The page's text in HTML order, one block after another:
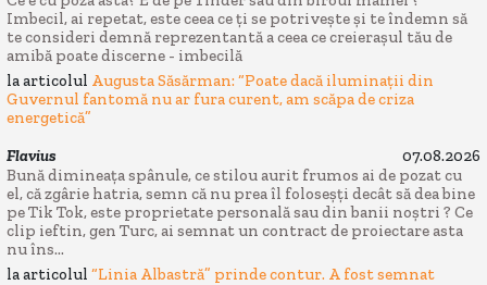
Imbecil, ai repetat, este ceea ce ți se potrivește și te îndemn să
te consideri demnă reprezentantă a ceea ce creierașul tău de
amibă poate discerne - imbecilă
la articolul Augusta Săsărman: “Poate dacă iluminații din
Guvernul fantomă nu ar fura curent, am scăpa de criza
energetică”
Flavius
07.08.2026
Bună dimineața spânule, ce stilou aurit frumos ai de pozat cu
el, că zgârie hatria, semn că nu prea îl foloseșți decât să dea bine
pe Tik Tok, este proprietate personală sau din banii noștri ? Ce
clip ieftin, gen Turc, ai semnat un contract de proiectare asta
nu îns...
la articolul “Linia Albastră” prinde contur. A fost semnat